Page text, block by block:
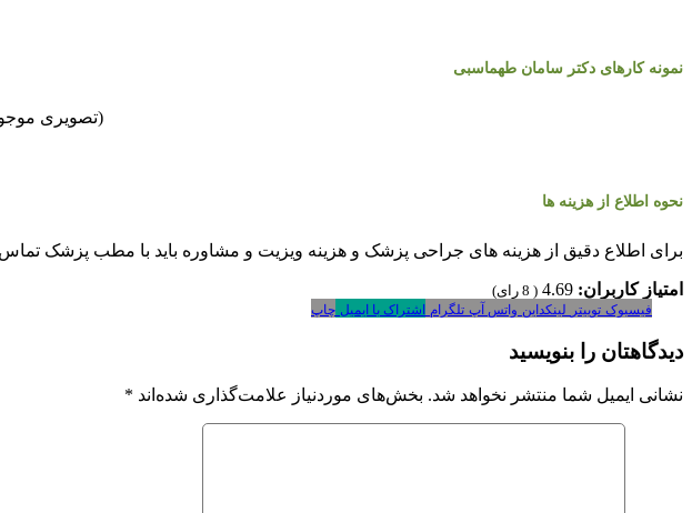
نمونه کارهای دکتر سامان طهماسبی
(تصویری
نحوه اطلاع از هزینه ها
برای اطلاع دقیق از هزینه های جراحی پزشک و هزینه ویزیت و مشاوره باید با مطب پزشک
امتیاز کاربران: 4.69
(
8 رای)
فیسبوک توییتر لینکداین واتس آپ تلگرام اشتراک با ایمیل چاپ
دیدگاهتان را بنویسید
نشانی ایمیل شما منتشر نخواهد شد. بخش‌های موردنیاز علامت‌گذاری شده‌اند *